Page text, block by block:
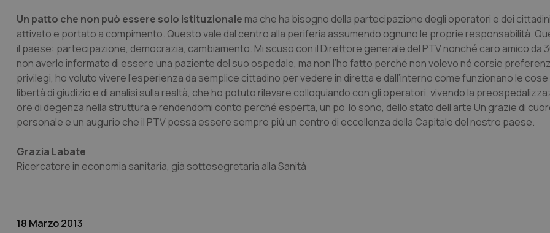
Un patto che non può essere solo istituzionale ma che ha bisogno della partecipazione degli operatori e dei
attivato e portato a compimento. Questo vale dal centro alla periferia assumendo ognuno le proprie responsabilità.
il paese: partecipazione, democrazia, cambiamento. Mi scuso con il Direttore generale del PTV nonché caro amico da
non averlo informato di essere una paziente del suo ospedale, ma non l’ho fatto perché non volevo né corsie
privilegi, ho voluto vivere l’esperienza da semplice cittadino per vedere in diretta e dall’interno come funzionano le cose
libertà di giudizio e di analisi sulla realtà, che ho potuto rilevare colloquiando con gli operatori, vivendo la
ore di degenza nella struttura e rendendomi conto perché esperta, un po’ lo sono, dello stato dell’arte Un grazie di
personale e un augurio che il PTV possa essere sempre più un centro di eccellenza della Capitale del nostro paese.
Grazia Labate
Ricercatore in economia sanitaria, già sottosegretaria alla Sanità
18 Marzo 2013
Nome
Fornitore
Dominio
Scadenza Descrizione
_ga_0VMQEQKQ1N .quotidianosanita.it
1 anno 1
mese
Questo cookie viene utilizzato da Google
lo stato della sessione.
Fornitore Scadenza
Descrizione
VISITOR_INFO1_LIVE
Google LLC
.youtube.com
5 mesi 4
settimane
Questo cookie è impostato da Youtube
delle preferenze dell'utente per i video di
nei siti; può anche determinare se il
Youtube.
__Secure-YNID
.youtube.com
5 mesi 4
settimane
Questo cookie è impostato da Youtube
delle preferenze dell'utente per i video di
nei siti; può anche determinare se il
YSC
Google LLC
.youtube.com